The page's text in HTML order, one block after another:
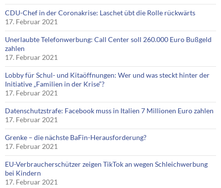
CDU-Chef in der Coronakrise: Laschet übt die Rolle rückwärts
17. Februar 2021
Unerlaubte Telefonwerbung: Call Center soll 260.000 Euro Bußgeld
zahlen
17. Februar 2021
Lobby für Schul- und Kitaöffnungen: Wer und was steckt hinter der
Initiative „Familien in der Krise“?
17. Februar 2021
Datenschutzstrafe: Facebook muss in Italien 7 Millionen Euro zahlen
17. Februar 2021
Grenke – die nächste BaFin-Herausforderung?
17. Februar 2021
EU-Verbraucherschützer zeigen TikTok an wegen Schleichwerbung
bei Kindern
17. Februar 2021